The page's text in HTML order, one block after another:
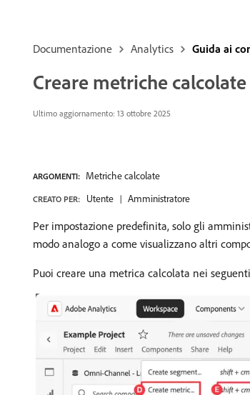
Documentazione Analytics Guida ai
Creare metriche calcolate
Ultimo aggiornamento: 13 ottobre 2025
ARGOMENTI: Metriche calcolate
CREATO PER: Utente Amministratore
Per impostazione predefinita, solo gli
modo analogo a come visualizzano altri
Puoi creare una metrica calcolata nei